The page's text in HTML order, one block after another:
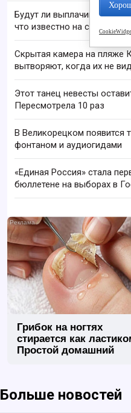
Будут ли выплачивать 13-ю
что известно на сегодня
Скрытая камера на пляже
вытворяют, когда их не
Этот танец невесты
Пересмотрела 10 раз
В Великорецком появится
фонтаном и аудиогидами
«Единая Россия» стала
бюллетене на выборах в
Грибок на ногтях
стирается как
Простой домашний
Больше новостей